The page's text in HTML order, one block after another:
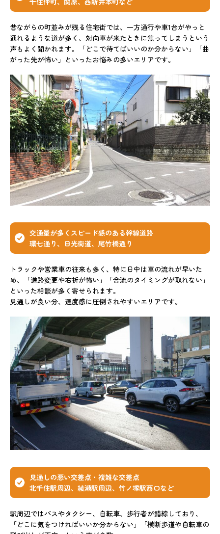
昔ながらの町並みが残る住宅街では、一方通行や車1台がやっと
通れるような道が多く、対向車が来たときに焦ってしまうという
声もよく聞かれます。「どこで待てばいいのか分からない」「曲
がった先が怖い」といったお悩みの多いエリアです。
交通量が多くスピード感のある幹線道路
環七通り、日光街道、尾竹橋通り
トラックや営業車の往来も多く、特に日中は車の流れが早いた
め、「進路変更や右折が怖い」「合流のタイミングが取れない」
といった相談が多く寄せられます。
見通しが良い分、速度感に圧倒されやすいエリアです。
見通しの悪い交差点・複雑な交差点
北千住駅周辺、綾瀬駅周辺、竹ノ塚駅西口など
駅周辺ではバスやタクシー、自転車、歩行者が錯綜しており、
「どこに気をつければいいか分からない」「横断歩道や自転車の